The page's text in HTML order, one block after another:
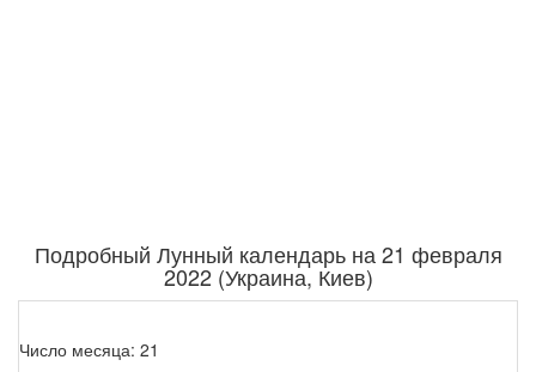
Подробный Лунный календарь на 21 февраля
2022 (Украина, Киев)
Число месяца: 21